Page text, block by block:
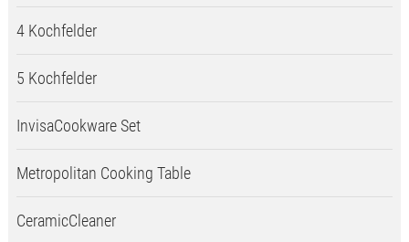
4 Kochfelder
5 Kochfelder
InvisaCookware Set
Metropolitan Cooking Table
CeramicCleaner